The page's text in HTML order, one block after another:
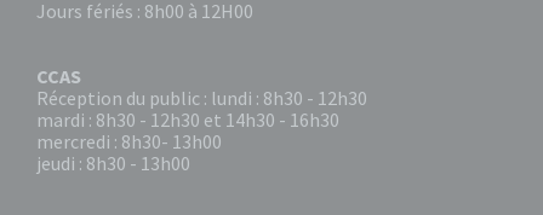
Jours fériés : 8h00 à 12H00
CCAS
Réception du public : lundi : 8h30 - 12h30
mardi : 8h30 - 12h30 et 14h30 - 16h30
mercredi : 8h30- 13h00
jeudi : 8h30 - 13h00